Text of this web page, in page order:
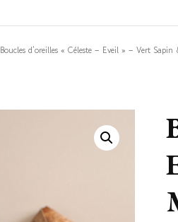
Boucles d’oreilles « Céleste – Eveil » – Vert